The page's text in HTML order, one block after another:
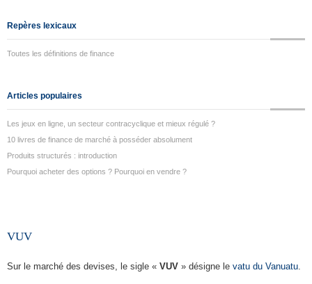
Repères lexicaux
Toutes les définitions de finance
Articles populaires
Les jeux en ligne, un secteur contracyclique et mieux régulé ?
10 livres de finance de marché à posséder absolument
Produits structurés : introduction
Pourquoi acheter des options ? Pourquoi en vendre ?
VUV
Sur le marché des devises, le sigle « VUV » désigne le vatu du Vanuatu.